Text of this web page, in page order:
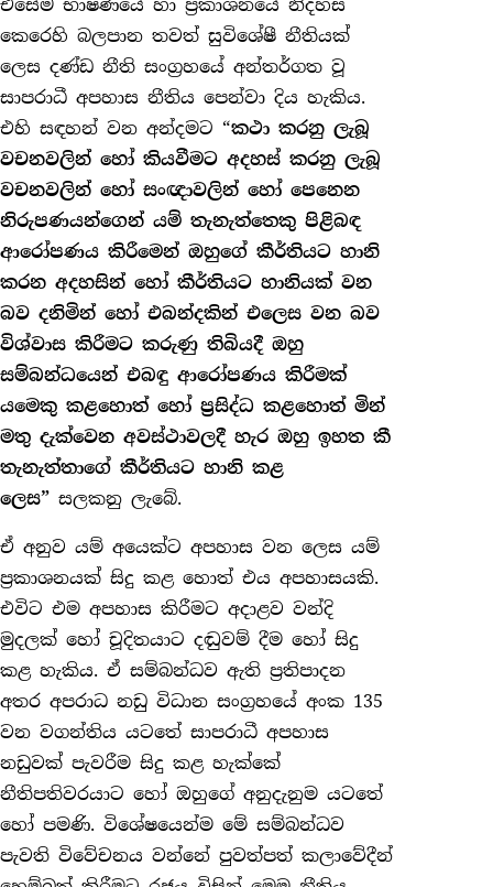
එසේම භාෂණයේ හා ප්‍රකාශනයේ නිදහස
කෙරෙහි බලපාන තවත් සුවිශේෂී නීතියක්
ලෙස දණ්ඩ නීති සංග්‍රහයේ අන්තර්ගත වූ
සාපරාධී අපහාස නීතිය පෙන්වා දිය හැකිය.
එහි සඳහන් වන අන්දමට “කථා කරනු ලැබූ
වචනවලින් හෝ කියවීමට අදහස් කරනු ලැබූ
වචනවලින් හෝ සංඥාවලින් හෝ පෙනෙන
නිරුපණයන්ගෙන් යම් තැනැත්තෙකු පිළිබඳ
ආරෝපණය කිරීමෙන් ඔහුගේ කීර්තියට හානි
කරන අදහසින් හෝ කීර්තියට හානියක් වන
බව දනිමින් හෝ එබන්දකින් එලෙස වන බව
විශ්වාස කිරීමට කරුණු තිබියදී ඔහු
සම්බන්ධයෙන් එබඳු ආරෝපණය කිරීමක්
යමෙකු කළහොත් හෝ ප්‍රසිද්ධ කළහොත් මින්
මතු දැක්වෙන අවස්ථාවලදී හැර ඔහු ඉහත කී
තැනැත්තාගේ කීර්තියට හානි කළ
ලෙස” සලකනු ලැබේ.
ඒ අනුව යම් අයෙක්ට අපහාස වන ලෙස යම්
ප්‍රකාශනයක් සිදු කළ හොත් එය අපහාසයකි.
එවිට එම අපහාස කිරීමට අදාළව වන්දි
මුදලක් හෝ චූදිතයාට දඬුවම් දීම හෝ සිදු
කළ හැකිය. ඒ සම්බන්ධව ඇති ප්‍රතිපාදන
අතර අපරාධ නඩු විධාන සංග්‍රහයේ අංක 135
වන වගන්තිය යටතේ සාපරාධී අපහාස
නඩුවක් පැවරීම සිදු කළ හැක්කේ
නීතිපතිවරයාට හෝ ඔහුගේ අනුදැනුම යටතේ
හෝ පමණි. විශේෂයෙන්ම මේ සම්බන්ධව
පැවති විවේචනය වන්නේ පුවත්පත් කලාවේදීන්